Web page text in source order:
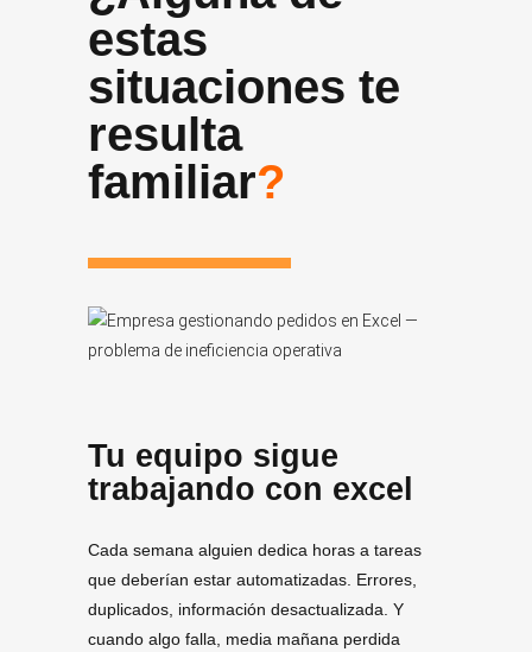
estas
situaciones te
resulta
familiar?
Tu equipo sigue
trabajando con excel
Cada semana alguien dedica horas a tareas
que deberían estar automatizadas. Errores,
duplicados, información desactualizada. Y
cuando algo falla, media mañana perdida